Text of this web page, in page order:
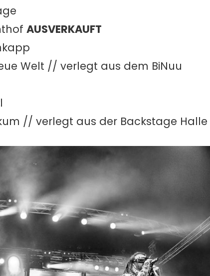
AUSVERKAUFT
Welt // verlegt aus dem BiNuu
// verlegt aus der Backstage Halle